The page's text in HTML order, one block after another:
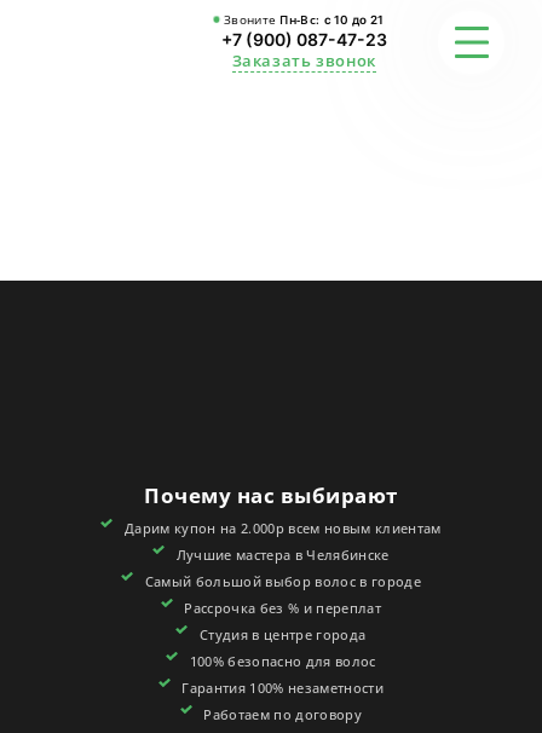
Звоните Пн-Вс: с 10 до 21
+7 (900) 087-47-23
Заказать звонок
КОНТАКТЫ
СЕРТИФИКАТЫ
Почему нас выбирают
Дарим купон на 2.000р всем новым клиентам
Лучшие мастера в Челябинске
Самый большой выбор волос в городе
Рассрочка без % и переплат
Студия в центре города
100% безопасно для волос
Гарантия 100% незаметности
Работаем по договору